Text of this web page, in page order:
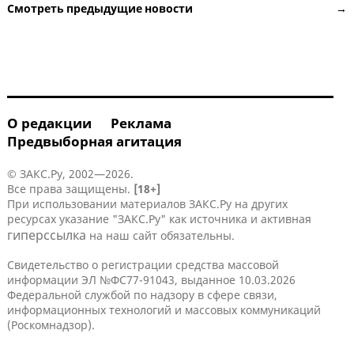
Смотреть предыдущие новости →
О редакции
Реклама
Предвыборная агитация
© ЗАКС.Ру, 2002—2026.
Все права защищены. [18+]
При использовании материалов ЗАКС.Ру на других
ресурсах указание "ЗАКС.Ру" как источника и активная
гиперссылка на наш сайт обязательны.
Свидетельство о регистрации средства массовой
информации ЭЛ №ФС77-91043, выданное 10.03.2026
Федеральной службой по надзору в сфере связи,
информационных технологий и массовых коммуникаций
(Роскомнадзор).